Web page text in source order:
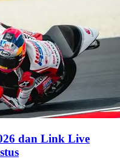
dan Link Live